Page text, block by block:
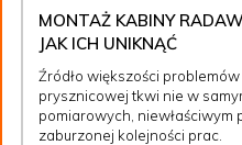
MONTAŻ KABINY
JAK ICH UNIKNĄĆ
Źródło większości
prysznicowej tkwi nie w
pomiarowych, niewłaściwym
zaburzonej kolejności prac.